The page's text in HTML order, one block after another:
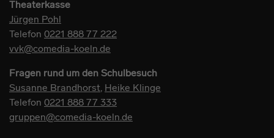
Theaterkasse
Jürgen Pohl
Telefon 0221 888 77 222
vvk@comedia-koeln.de
Fragen rund um den Schulbesuch
Susanne Brandhorst Heike Klinge
Telefon 0221 888 77 333
gruppen@comedia-koeln.de